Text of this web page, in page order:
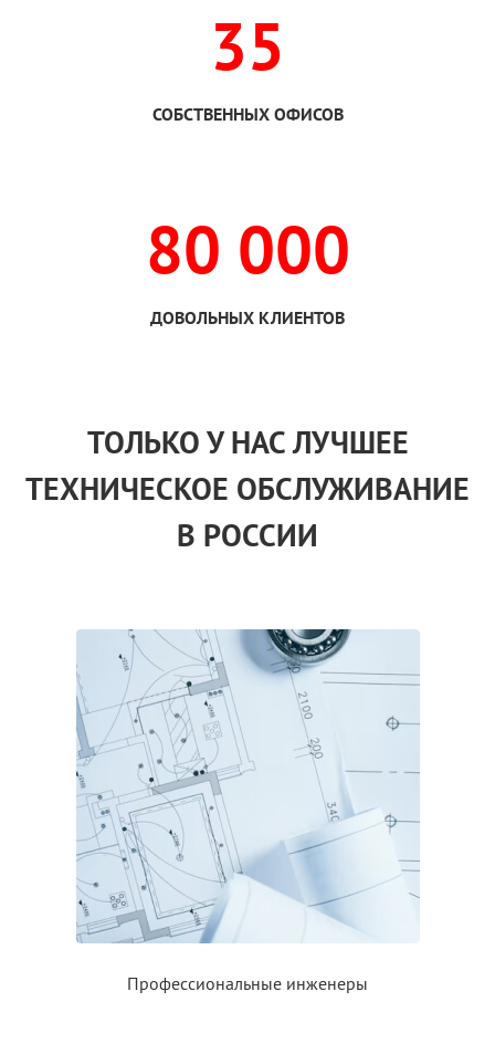
35
СОБСТВЕННЫХ ОФИСОВ
80 000
ДОВОЛЬНЫХ КЛИЕНТОВ
ТОЛЬКОУ НАСЛУЧШЕЕ
ТЕХНИЧЕСКОЕ ОБСЛУЖИВАНИЕ
В РОССИИ
Профессиональные инженеры